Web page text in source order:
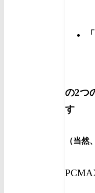
の2つ
す
（当然